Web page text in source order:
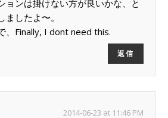
ョンは掛けない方が良いかな、と
したよ〜。
、Finally, I dont need this.
返信
2014-06-23 at 11:46 PM